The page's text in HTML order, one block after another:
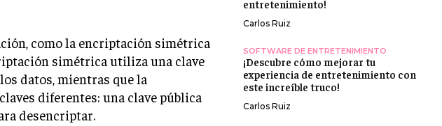
como la encriptación simétrica
simétrica utiliza una clave
datos, mientras que la
diferentes: una clave pública
desencriptar.
entretenimiento!
Carlos Ruiz
SOFTWARE DE ENTRETENIMIENTO
¡Descubre cómo mejorar tu
experiencia de entretenimiento con
este increíble truco!
Carlos Ruiz